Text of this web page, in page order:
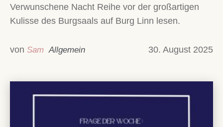
Verwunschene Nacht Reihe vor der großartigen
Kulisse des Burgsaals auf Burg Linn lesen.
30. August 2025
von Sam Allgemein